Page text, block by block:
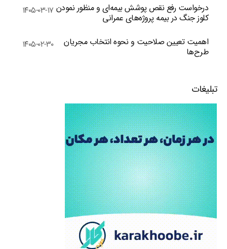
درخواست رفع نقص پوشش بیمه‌ای و منظور نمودن
کلوز جنگ در بیمه پروژه‌های عمرانی
۱۴۰۵-۰۳-۱۷
اهمیت تعیین صلاحیت و نحوه انتخاب مجریان
طرح‌ها
۱۴۰۵-۰۲-۳۰
تبلیغات